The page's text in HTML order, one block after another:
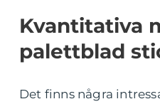
Kvantitativa
palettblad
Det finns några